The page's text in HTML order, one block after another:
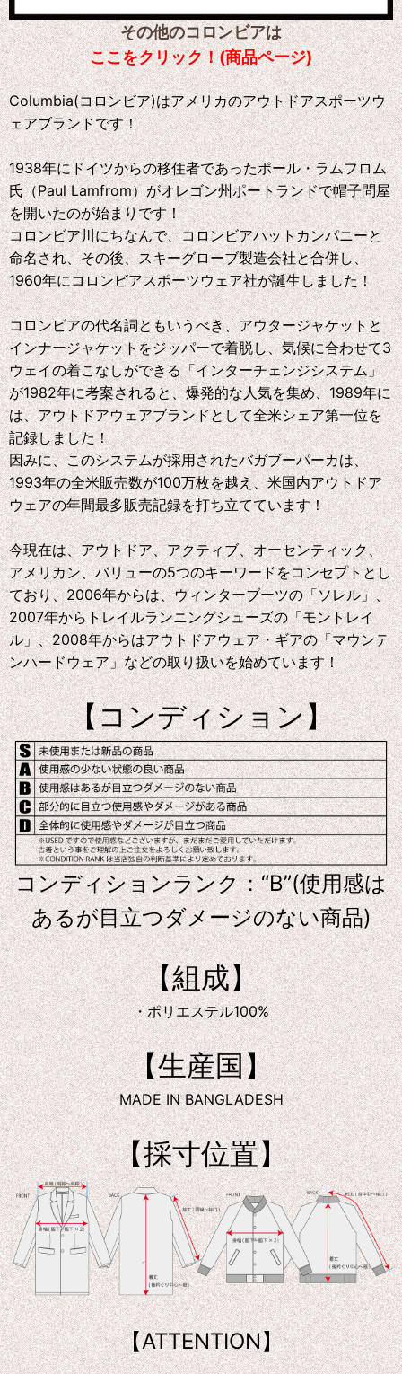
その他のコロンビアは
ここをクリック！(商品ページ)
Columbia(コロンビア)はアメリカのアウトドアスポーツウ
ェアブランドです！
1938年にドイツからの移住者であったポール・ラムフロム
氏（Paul Lamfrom）がオレゴン州ポートランドで帽子問屋
を開いたのが始まりです！
コロンビア川にちなんで、コロンビアハットカンパニーと
命名され、その後、スキーグローブ製造会社と合併し、
1960年にコロンビアスポーツウェア社が誕生しました！
コロンビアの代名詞ともいうべき、アウタージャケットと
インナージャケットをジッパーで着脱し、気候に合わせて3
ウェイの着こなしができる「インターチェンジシステム」
が1982年に考案されると、爆発的な人気を集め、1989年に
は、アウトドアウェアブランドとして全米シェア第一位を
記録しました！
因みに、このシステムが採用されたバガブーパーカは、
1993年の全米販売数が100万枚を越え、米国内アウトドア
ウェアの年間最多販売記録を打ち立てています！
今現在は、アウトドア、アクティブ、オーセンティック、
アメリカン、バリューの5つのキーワードをコンセプトとし
ており、2006年からは、ウィンターブーツの「ソレル」、
2007年からトレイルランニングシューズの「モントレイ
ル」、2008年からはアウトドアウェア・ギアの「マウンテ
ンハードウェア」などの取り扱いを始めています！
【コンディション】
コンディションランク：“B”(使用感は
あるが目立つダメージのない商品)
【組成】
・ポリエステル100%
【生産国】
MADE IN BANGLADESH
【採寸位置】
【ATTENTION】